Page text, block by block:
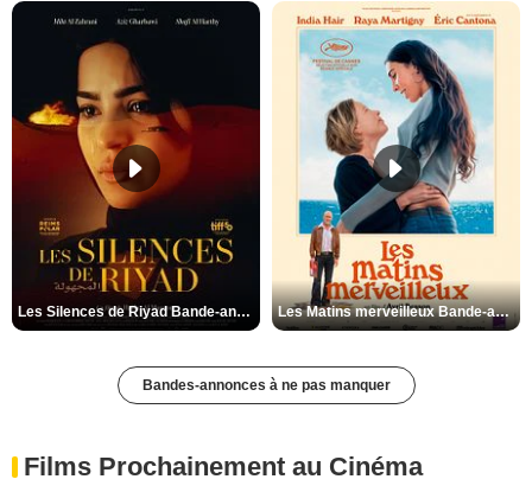
Les Silences de Riyad Bande-annonce VO STFR Les Matins merveilleux Bande-annonce VF
Bandes-annonces à ne pas manquer
Films Prochainement au Cinéma